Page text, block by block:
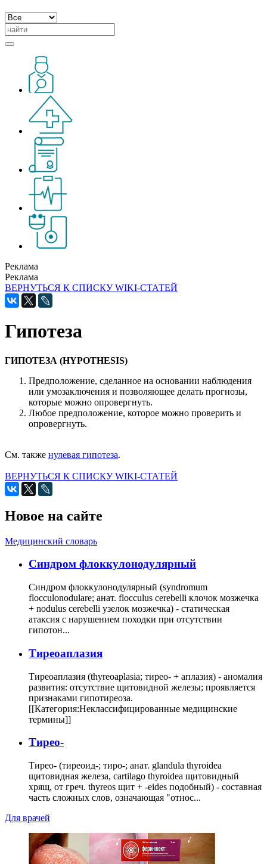
Реклама
Реклама
ВЕРНУТЬСЯ К СПИСКУ WIKI-СТАТЕЙ
Гипотеза
ГИПОТЕЗА (HYPOTHESIS)
Предположение, сделанное на основании наблюдения
или умозаключения и позволяющее делать прогнозы,
которые можно опровергнуть.
Любое предположение, которое можно проверить и
опровергнуть.
См. также нулевая гипотеза.
ВЕРНУТЬСЯ К СПИСКУ WIKI-СТАТЕЙ
Новое на сайте
Медицинский словарь
Cиндром флоккулонодулярный
Синдром флоккулонодулярный (syndromum
flocculonodulare; анат. flocculus cerebelli клочок мозжечка
+ nodulus cerebelli узелок мозжечка) - статическая
атаксия с нарушением походки при отсутствии
гипотон...
Тиреоаплазия
Тиреоаплазия (thyreoaplasia; тирео- + аплазия) - аномалия
развития: отсутствие щитовидной железы; проявляется
признаками гипотиреоза.
[[Категория:Неклассифицированные медицинские
термины]]
Тирео-
Тирео- (тиреоид-; тиро-; анат. glandula thyroidea
щитовидная железа, cartilago thyroidea щитовидный
хрящ, от греч. thyreos щит + -eides подобный) - составная
часть сложных слов, означающая "относ...
Для врачей